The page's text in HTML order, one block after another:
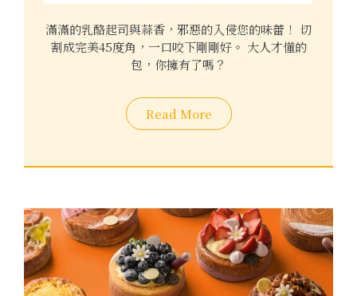
滿滿的乳酪起司與蒜香，邪惡的入侵您的味蕾！ 切
割成完美45度角，一口咬下剛剛好。 大人才懂的
包，你擁有了嗎？
Read More